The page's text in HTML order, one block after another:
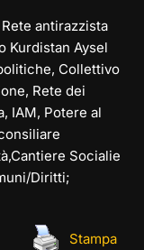
antirazzista
Kurdistan Aysel
Collettivo
Rete dei
IAM, Potere al
Socialie
Diritti;
Stampa